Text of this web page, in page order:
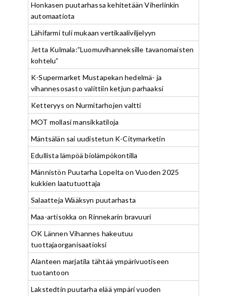
Honkasen puutarhassa kehitetään Viherlinkin
automaatiota
Lähifarmi tuli mukaan vertikaaliviljelyyn
Jetta Kulmala:”Luomuvihanneksille tavanomaisten
kohtelu”
K-Supermarket Mustapekan hedelmä- ja
vihannesosasto valittiin ketjun parhaaksi
Ketteryys on Nurmitarhojen valtti
MOT mollasi mansikkatiloja
Mäntsälän sai uudistetun K-Citymarketin
Edullista lämpöä biolämpökontilla
Männistön Puutarha Lopelta on Vuoden 2025
kukkien laatutuottaja
Salaatteja Wääksyn puutarhasta
Maa-artisokka on Rinnekarin bravuuri
OK Lännen Vihannes hakeutuu
tuottajaorganisaatioksi
Alanteen marjatila tähtää ympärivuotiseen
tuotantoon
Lakstedtin puutarha elää ympäri vuoden